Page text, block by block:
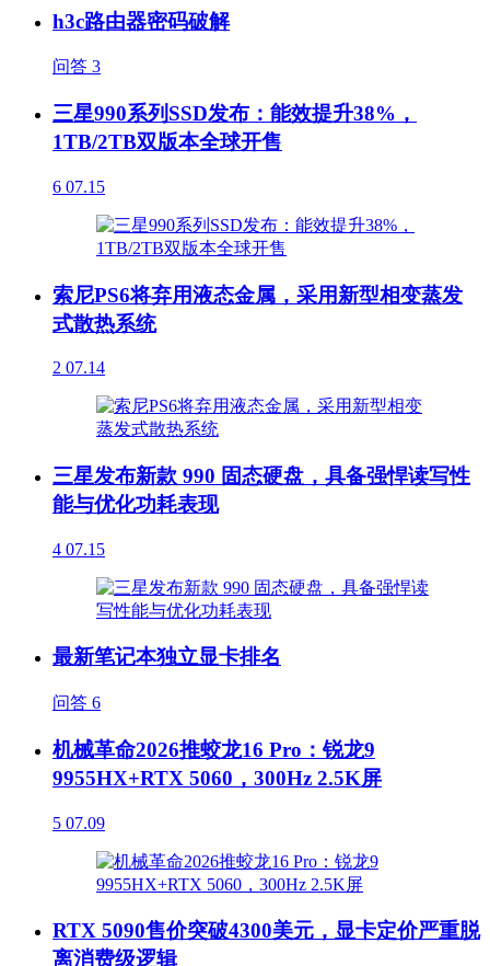
h3c路由器密码破解
问答 3
三星990系列SSD发布：能效提升38%，
1TB/2TB双版本全球开售
6 07.15
索尼PS6将弃用液态金属，采用新型相变蒸发
式散热系统
2 07.14
三星发布新款 990 固态硬盘，具备强悍读写性
能与优化功耗表现
4 07.15
最新笔记本独立显卡排名
问答 6
机械革命2026推蛟龙16 Pro：锐龙9
9955HX+RTX 5060，300Hz 2.5K屏
5 07.09
RTX 5090售价突破4300美元，显卡定价严重脱
离消费级逻辑